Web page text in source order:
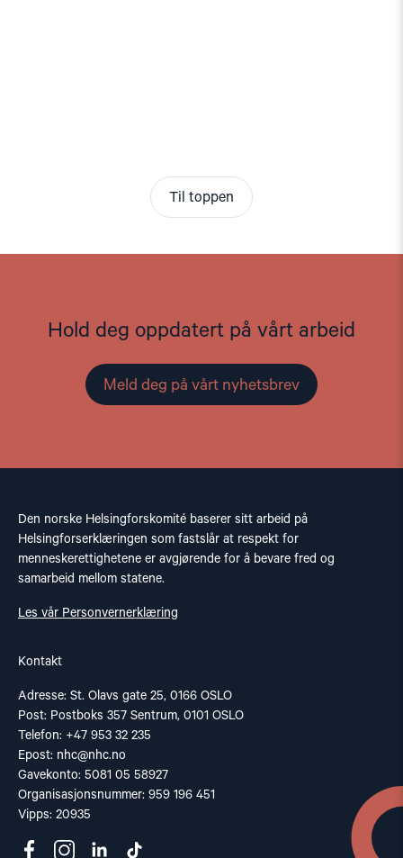
Til toppen
Hold deg oppdatert på vårt arbeid
Meld deg på vårt nyhetsbrev
Den norske Helsingforskomité baserer sitt arbeid på
Helsingforserklæringen som fastslår at respekt for
menneskerettighetene er avgjørende for å bevare fred og
samarbeid mellom statene.
Les vår Personvernerklæring
Kontakt
Adresse: St. Olavs gate 25, 0166 OSLO
Post: Postboks 357 Sentrum, 0101 OSLO
Telefon: +47 953 32 235
Epost: nhc@nhc.no
Gavekonto: 5081 05 58927
Organisasjonsnummer: 959 196 451
Vipps: 20935